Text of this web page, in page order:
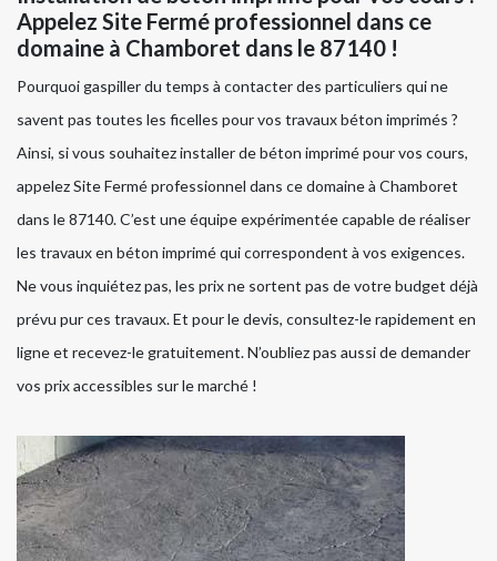
Appelez Site Fermé professionnel dans ce
domaine à Chamboret dans le 87140 !
Pourquoi gaspiller du temps à contacter des particuliers qui ne
savent pas toutes les ficelles pour vos travaux béton imprimés ?
Ainsi, si vous souhaitez installer de béton imprimé pour vos cours,
appelez Site Fermé professionnel dans ce domaine à Chamboret
dans le 87140. C’est une équipe expérimentée capable de réaliser
les travaux en béton imprimé qui correspondent à vos exigences.
Ne vous inquiétez pas, les prix ne sortent pas de votre budget déjà
prévu pur ces travaux. Et pour le devis, consultez-le rapidement en
ligne et recevez-le gratuitement. N’oubliez pas aussi de demander
vos prix accessibles sur le marché !